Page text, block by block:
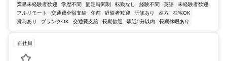
業界未経験者歓迎 学歴不問 固定時間制 転勤なし 経験不問 英語
未経験者歓迎
フルリモート
交通費全額支給 午前 経験者歓迎 研修あり 夕方
在宅OK
賞与あり
ブランクOK 交通費支給 長期歓迎 駅近5分以内 長期休暇あり
正社員